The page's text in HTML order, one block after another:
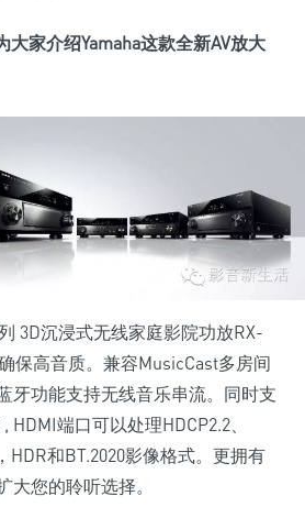
大家介绍Yamaha这款全新AV放大
3D沉浸式无线家庭影院功放RX-
保高音质。兼容MusicCast多房间
牙功能支持无线音乐串流。同时支
HDMI端口可以处理HDCP2.2、
HDR和BT.2020影像格式。更拥有
大您的聆听选择。